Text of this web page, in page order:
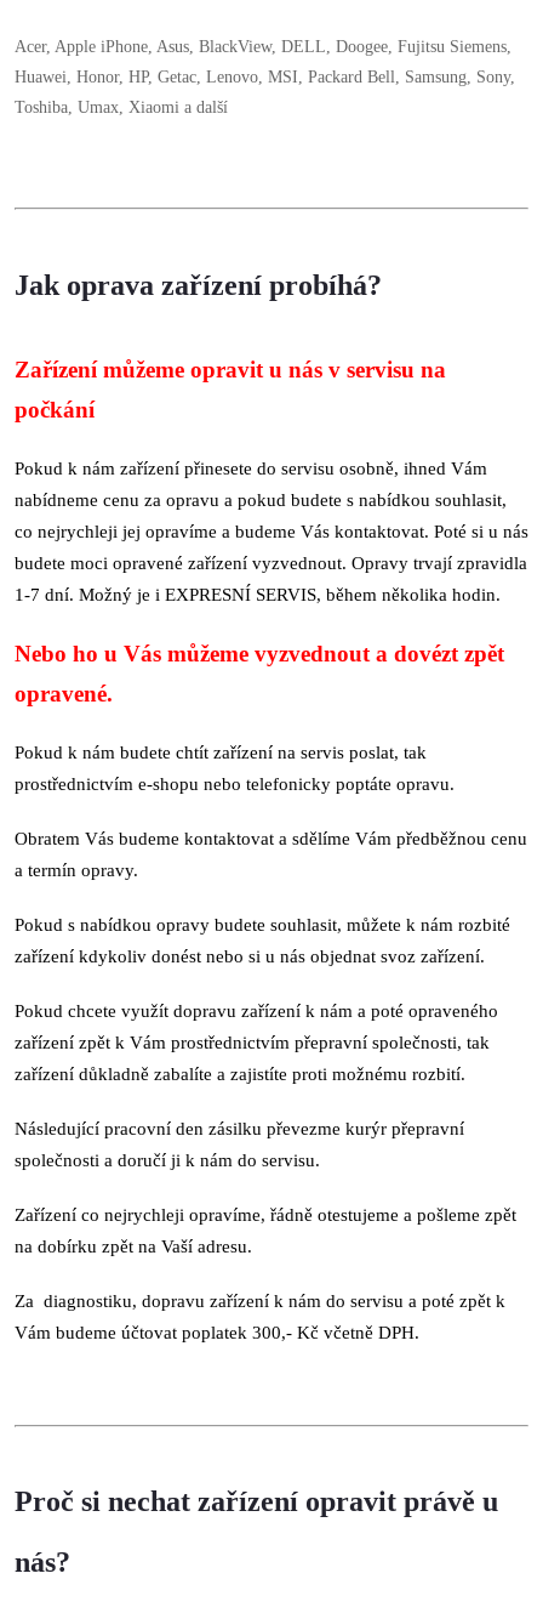
Acer, Apple iPhone, Asus, BlackView, DELL, Doogee, Fujitsu Siemens,
Huawei, Honor, HP, Getac, Lenovo, MSI, Packard Bell, Samsung, Sony,
Toshiba, Umax, Xiaomi a další
Jak oprava zařízení probíhá?
Zařízení můžeme opravit u nás v servisu na
počkání
Pokud k nám zařízení přinesete do servisu osobně, ihned Vám
nabídneme cenu za opravu a pokud budete s nabídkou souhlasit,
co nejrychleji jej opravíme a budeme Vás kontaktovat. Poté si u nás
budete moci opravené zařízení vyzvednout. Opravy trvají zpravidla
1-7 dní. Možný je i EXPRESNÍ SERVIS, během několika hodin.
Nebo ho u Vás můžeme vyzvednout a dovézt zpět
opravené.
Pokud k nám budete chtít zařízení na servis poslat, tak
prostřednictvím e-shopu nebo telefonicky poptáte opravu.
Obratem Vás budeme kontaktovat a sdělíme Vám předběžnou cenu
a termín opravy.
Pokud s nabídkou opravy budete souhlasit, můžete k nám rozbité
zařízení kdykoliv donést nebo si u nás objednat svoz zařízení.
Pokud chcete využít dopravu zařízení k nám a poté opraveného
zařízení zpět k Vám prostřednictvím přepravní společnosti, tak
zařízení důkladně zabalíte a zajistíte proti možnému rozbití.
Následující pracovní den zásilku převezme kurýr přepravní
společnosti a doručí ji k nám do servisu.
Zařízení co nejrychleji opravíme, řádně otestujeme a pošleme zpět
na dobírku zpět na Vaší adresu.
Za diagnostiku, dopravu zařízení k nám do servisu a poté zpět k
Vám budeme účtovat poplatek 300,- Kč včetně DPH.
Proč si nechat zařízení opravit právě u
nás?